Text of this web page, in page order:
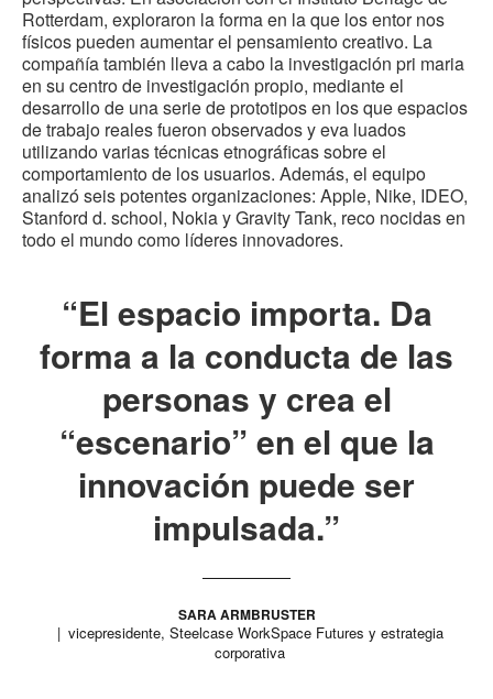
Rotterdam, exploraron la forma en la que los entor nos
físicos pueden aumentar el pensamiento creativo. La
compañía también lleva a cabo la investigación pri maria
en su centro de investigación propio, mediante el
desarrollo de una serie de prototipos en los que espacios
de trabajo reales fueron observados y eva luados
utilizando varias técnicas etnográficas sobre el
comportamiento de los usuarios. Además, el equipo
analizó seis potentes organizaciones: Apple, Nike, IDEO,
Stanford d. school, Nokia y Gravity Tank, reco nocidas en
todo el mundo como líderes innovadores.
“El espacio importa. Da
forma a la conducta de las
personas y crea el
“escenario” en el que la
innovación puede ser
impulsada.”
SARA ARMBRUSTER
vicepresidente, Steelcase WorkSpace Futures y estrategia
corporativa